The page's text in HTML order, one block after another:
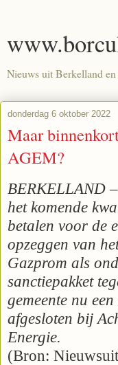
Nieuws uit Berkelland
donderdag 6 oktober 2022
Maar
AGEM?
BERKELLAND
het komende
betalen voor de
opzeggen van
Gazprom als
sanctiepakket
gemeente nu
afgesloten bij
Energie.
(Bron: